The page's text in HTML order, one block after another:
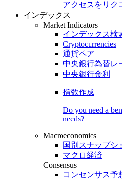
アクセスをリク
インデックス
Market Indicators
インデックス検
Cryptocurrencies
通貨ペア
中央銀行為替レ
中央銀行金利
指数作成
Do you need a
needs?
Macroeconomics
国別スナップシ
マクロ経済
Consensus
コンセンサス予